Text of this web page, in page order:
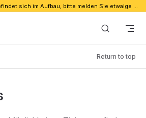
🛠️ Diese Dokumentation befindet sich im Aufbau, bitte melden Sie etwaige Probleme. 🔗
Return to top